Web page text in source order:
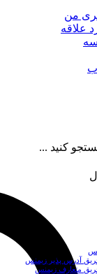
من
علاقه
کنید ...
آدرس پذیر زیمنس
متعارف زیمنس